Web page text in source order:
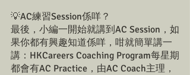
💡AC練習Session係咩？
最後，小編一開始就講到AC Session，如
果你都有興趣知道係咩，咁就簡單講一
講：HKCareers Coaching Program每星期
都會有AC Practice，由AC Coach主理，